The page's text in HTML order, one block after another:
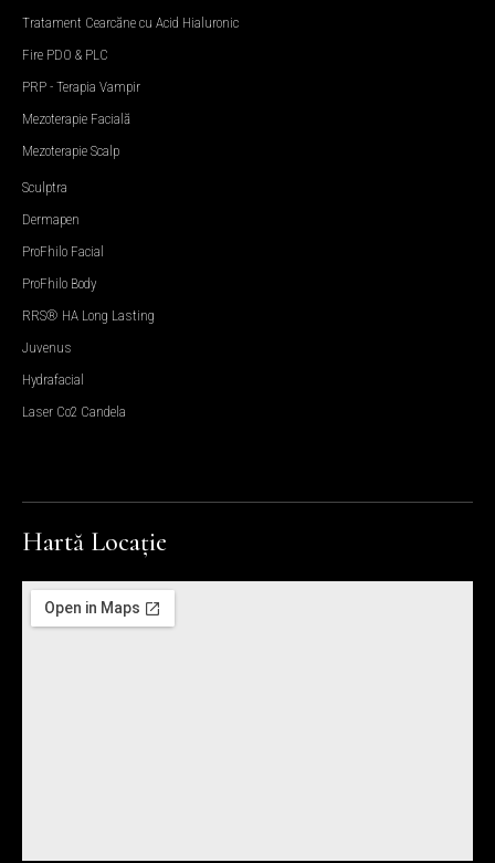
Sculptra
Dermapen
ProFhilo Facial
ProFhilo Body
RRS® HA Long Lasting
Juvenus
Hydrafacial
Laser Co2 Candela
Tratament Cearcăne cu Acid Hialuronic
Fire PDO & PLC
PRP - Terapia Vampir
Mezoterapie Facială
Mezoterapie Scalp
Hartă Locație